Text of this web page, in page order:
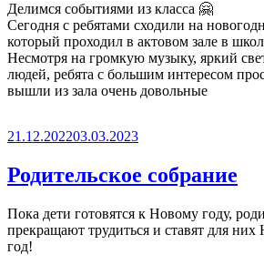
Делимся событиями из класса 🤗
Сегодня с ребятами сходили на
который проходил в актовом зале в
Несмотря на громкую музыку, яркий
людей, ребята с большим интересом
вышли из зала очень довольные
Опубликовано
21.12.202203.03.2023
Родительское собрание
Пока дети готовятся к Новому году,
прекращают трудиться и ставят для
год!